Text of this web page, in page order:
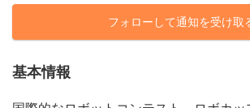
フォローして通知を受け取
基本情報